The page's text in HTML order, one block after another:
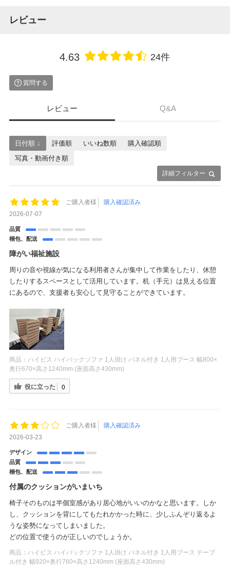
レビュー
4.63 24件
質問する
レビュー Q&A
詳細フィルター
日付順 ↓ 評価順 いいね数順
購入確認順
写真・動画付き順
ご購入者様
購入確認済み
2026-07-07
品質
梱包、配送
障がい福祉施設
周りの音や視線が気になる利用者さんが集中して作業をしたり、休憩
したりするスペースとして活用しています。机（手元）は見える位置
にあるので、支援者も安心して見守ることができています。
商品： ハイビス ハイバックソファ 1人掛け パネル付き 1人用ブース 幅800×
奥行670×高さ1240mm (座面高さ430mm)
役に立った 0
ご購入者様
購入確認済み
2026-03-23
デザイン
品質
梱包、配送
付属のクッションがいまいち
椅子そのものは半個室感があり居心地がいいのかなと思います。しか
し、クッションを背にしてもたれかかった時に、少しふんぞり返るよ
うな姿勢になってしまいました。
どの位置で使うのが正しいのでしょうか。
商品： ハイビス ハイバックソファ 1人掛け パネル付き 1人用ブース テーブ
ル付き 幅920×奥行760×高さ1240mm (座面高さ430mm)